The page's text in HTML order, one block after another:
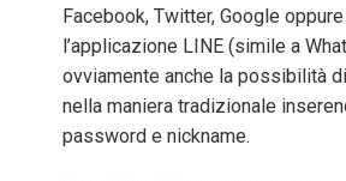
Facebook, Twitter, Google
l’applicazione LINE (simile a
ovviamente anche la possibilità
nella maniera tradizionale
password e nickname.